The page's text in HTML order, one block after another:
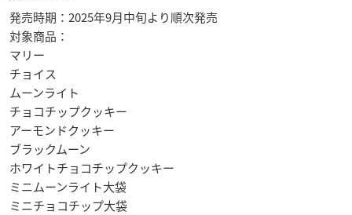
発売時期：2025年9月中旬より順次発売
対象商品：
マリー
チョイス
ムーンライト
チョコチップクッキー
アーモンドクッキー
ブラックムーン
ホワイトチョコチップクッキー
ミニムーンライト大袋
ミニチョコチップ大袋